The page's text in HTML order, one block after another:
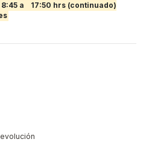
a
17:50 hrs (continuado)